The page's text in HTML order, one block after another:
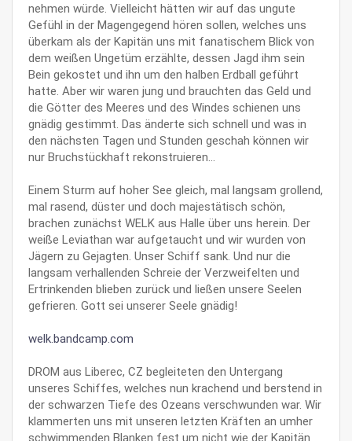
nehmen würde. Vielleicht hätten wir auf das ungute
Gefühl in der Magengegend hören sollen, welches uns
überkam als der Kapitän uns mit fanatischem Blick von
dem weißen Ungetüm erzählte, dessen Jagd ihm sein
Bein gekostet und ihn um den halben Erdball geführt
hatte. Aber wir waren jung und brauchten das Geld und
die Götter des Meeres und des Windes schienen uns
gnädig gestimmt. Das änderte sich schnell und was in
den nächsten Tagen und Stunden geschah können wir
nur Bruchstückhaft rekonstruieren…
Einem Sturm auf hoher See gleich, mal langsam grollend,
mal rasend, düster und doch majestätisch schön,
brachen zunächst WELK aus Halle über uns herein. Der
weiße Leviathan war aufgetaucht und wir wurden von
Jägern zu Gejagten. Unser Schiff sank. Und nur die
langsam verhallenden Schreie der Verzweifelten und
Ertrinkenden blieben zurück und ließen unsere Seelen
gefrieren. Gott sei unserer Seele gnädig!
welk.bandcamp.com
DROM aus Liberec, CZ begleiteten den Untergang
unseres Schiffes, welches nun krachend und berstend in
der schwarzen Tiefe des Ozeans verschwunden war. Wir
klammerten uns mit unseren letzten Kräften an umher
schwimmenden Blanken fest um nicht wie der Kapitän